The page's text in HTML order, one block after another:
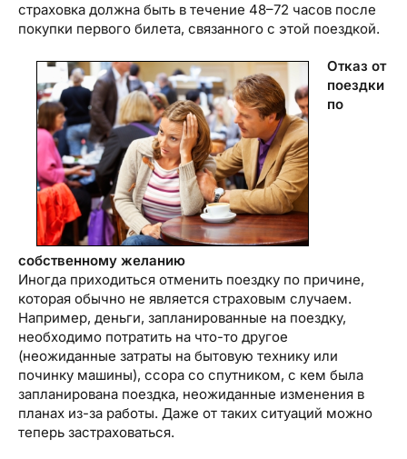
страховка должна быть в течение 48–72 часов после
покупки первого билета, связанного с этой поездкой.
Отказ от
поездки
по
собственному желанию
Иногда приходиться отменить поездку по причине,
которая обычно не является страховым случаем.
Например, деньги, запланированные на поездку,
необходимо потратить на что-то другое
(неожиданные затраты на бытовую технику или
починку машины), ссора со спутником, с кем была
запланирована поездка, неожиданные изменения в
планах из-за работы. Даже от таких ситуаций можно
теперь застраховаться.